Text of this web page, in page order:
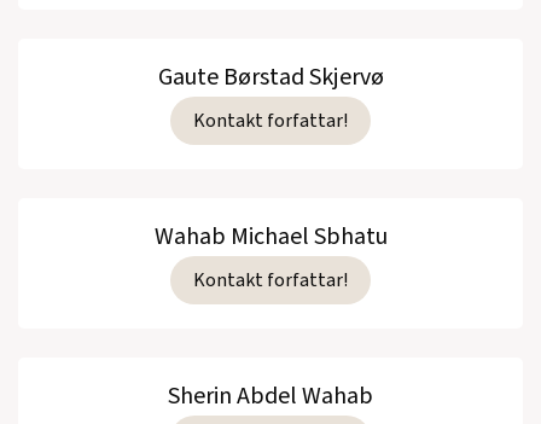
Gaute Børstad Skjervø
Kontakt forfattar!
Wahab Michael Sbhatu
Kontakt forfattar!
Sherin Abdel Wahab